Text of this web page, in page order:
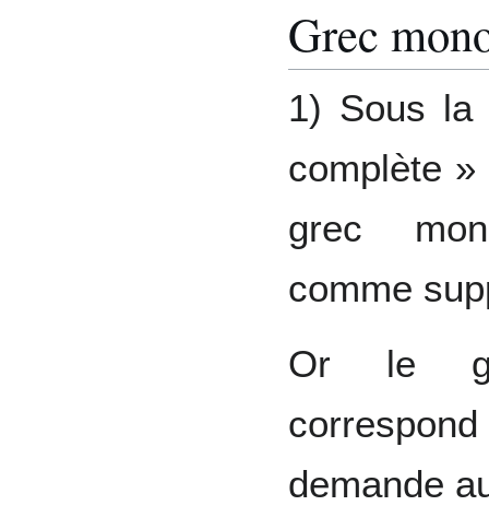
Grec
1) Sous la
complète
grec
comme
Or le
demande